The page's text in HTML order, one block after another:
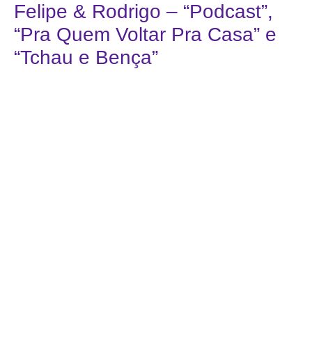
Felipe & Rodrigo – “Podcast”,
“Pra Quem Voltar Pra Casa” e
“Tchau e Bença”